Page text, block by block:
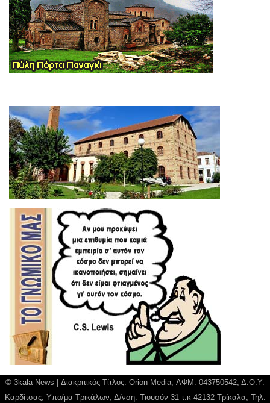
© 3kala News | Διακριτικός Τίτλος: Orion Media, ΑΦΜ: 043750542, Δ.Ο.Υ:
Καρδίτσας, Υπο/μα Τρικάλων, Δ/νση: Τιουσόν 31 τ.κ 42132 Τρίκαλα, Τηλ: